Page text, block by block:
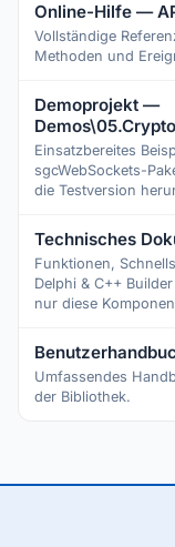
Online-Hilfe —
Vollständige
Methoden und
Demoprojekt —
Einsatzbereites
sgcWebSockets-
die Testversion
Technisches
Funktionen,
Delphi & C++
nur diese
Umfassendes
der Bibliothek.